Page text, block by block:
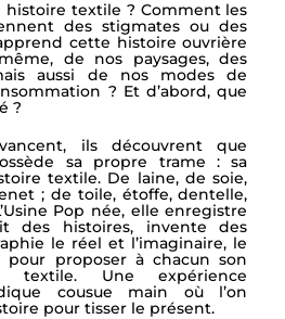
textile ? Comment les
des stigmates ou des
cette histoire ouvrière
de nos paysages, des
aussi de nos modes de
? Et d’abord, que
?
ils découvrent que
sa propre trame : sa
textile. De laine, de soie,
; de toile, étoffe, dentelle,
Pop née, elle enregistre
des histoires, invente des
le réel et l’imaginaire, le
proposer à chacun son
textile. Une expérience
cousue main où l’on
pour tisser le présent.